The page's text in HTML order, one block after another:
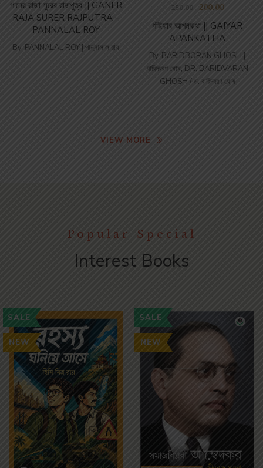
গানের রাজা সুরের রাজপুত্র || GANER
RAJA SURER RAJPUTRA –
PANNALAL ROY
By PANNALAL ROY | পান্নালাল রায়
গাঁইয়ার আপনকথা || GAIYAR
APANKATHA
250.00 200.00
By BARIDBORAN GHOSH |
বারিদবরণ ঘোষ, DR. BARIDVARAN
GHOSH / ড. বারিদবরণ ঘোষ
VIEW MORE
Popular Special
Interest Books
SALE
NEW
SALE
NEW